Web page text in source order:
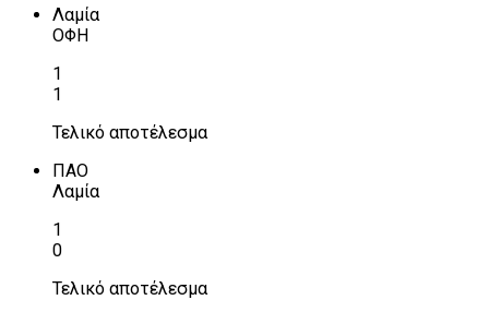
Λαμία
ΟΦΗ
1
1
Τελικό αποτέλεσμα
ΠΑΟ
Λαμία
1
0
Τελικό αποτέλεσμα